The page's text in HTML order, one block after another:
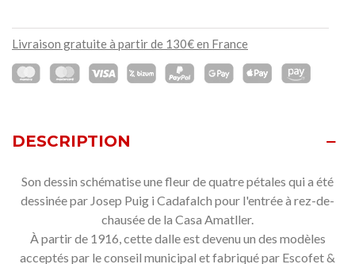
Livraison gratuite à partir de 130€ en France
DESCRIPTION
Son dessin schématise une fleur de quatre pétales qui a été
dessinée par Josep Puig i Cadafalch pour l'entrée à rez-de-
chausée de la Casa Amatller.
À partir de 1916, cette dalle est devenu un des modèles
acceptés par le conseil municipal et fabriqué par Escofet &